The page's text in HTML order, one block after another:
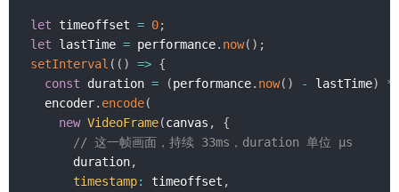
let timeoffset = 0;
let lastTime = performance. now( ) ;
setInterval ( ( ) => {
const duration = (performance. now( ) - lastTime)
*
  encoder
. encode(
new VideoFrame(canvas ,
{
// 这一帧画面，持续 33ms，duration 单位 μs
      duration
,
timestamp: timeoffset ,